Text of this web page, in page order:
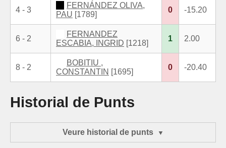
4 - 3
FERNÁNDEZ OLIVA,
PAU [1789]
0 -15.20
6 - 2
FERNANDEZ
ESCABIA, INGRID [1218]
1 2.00
8 - 2
BOBITIU ,
CONSTANTIN [1695]
0 -20.40
Historial de Punts
Veure historial de punts